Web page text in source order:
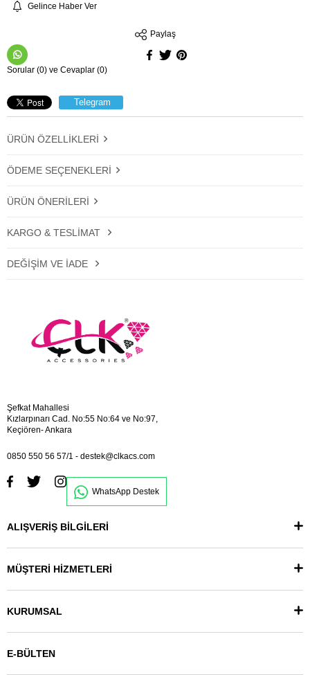
Gelince Haber Ver
Paylaş
Sorular (0) ve Cevaplar (0)
Telegram
ÜRÜN ÖZELLIKLERI
ÖDEME SEÇENEKLERI
ÜRÜN ÖNERILERI
KARGO & TESLIMAT
DEĞIŞIM VE İADE
Şefkat Mahallesi
Kızlarpınarı Cad. No:55 No:64 ve No:97,
Keçiören- Ankara
0850 550 56 57/1 - destek@clkacs.com
WhatsApp Destek
ALIŞVERİŞ BİLGİLERİ
MÜŞTERİ HİZMETLERİ
KURUMSAL
E-BÜLTEN